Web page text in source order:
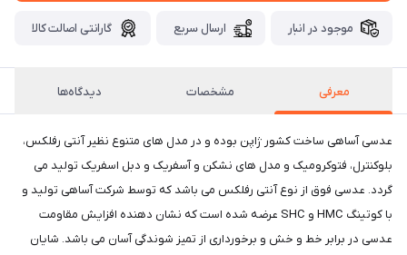
موجود در انبار ارسال سریع گارانتی اصالت کالا
معرفی مشخصات دیدگاه‌ها
عدسی آساهی ساخت کشور ژاپن بوده و در مدل های متنوع نظیر آنتی رفلکس،
بلوکنترل، فتوکرومیک و مدل های نشکن و آسفریک و دبل اسفریک تولید می
گردد. عدسی فوق از نوع آنتی رفلکس می باشد که توسط شرکت آساهی تولید و
با کوتینگ HMC و SHC عرضه شده است که نشان دهنده افزایش مقاومت
عدسی در برابر خط و خش و برخورداری از تمیز شوندگی آسان می باشد. شایان